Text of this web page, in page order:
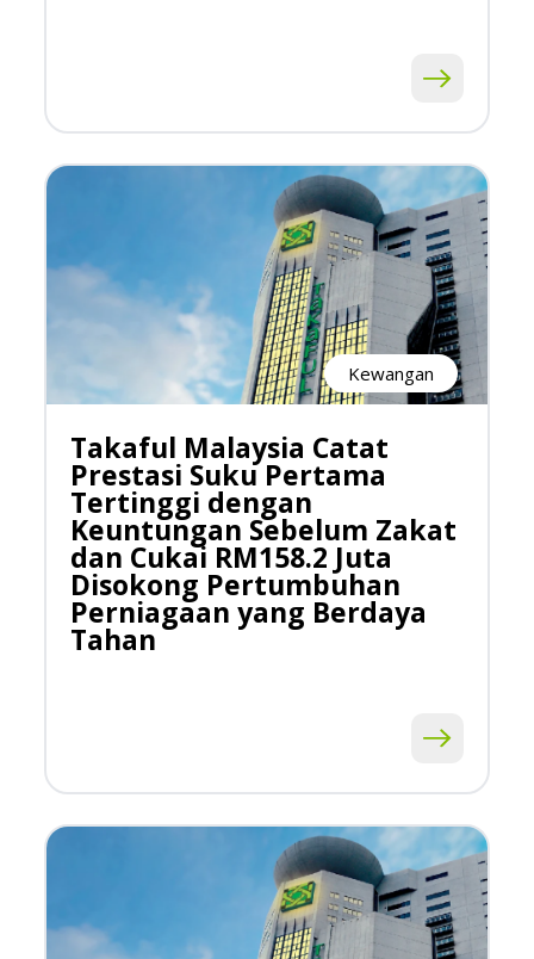
Kewangan
Takaful Malaysia Catat
Prestasi Suku Pertama
Tertinggi dengan
Keuntungan Sebelum Zakat
dan Cukai RM158.2 Juta
Disokong Pertumbuhan
Perniagaan yang Berdaya
Tahan